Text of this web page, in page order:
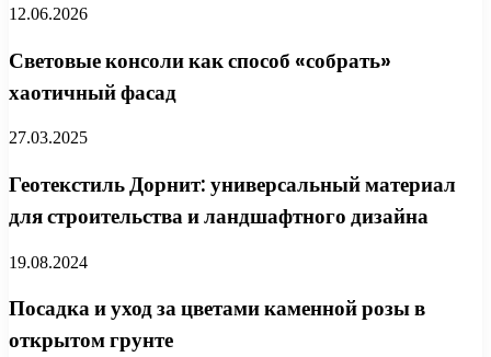
12.06.2026
Световые консоли как способ «собрать»
хаотичный фасад
27.03.2025
Геотекстиль Дорнит: универсальный материал
для строительства и ландшафтного дизайна
19.08.2024
Посадка и уход за цветами каменной розы в
открытом грунте